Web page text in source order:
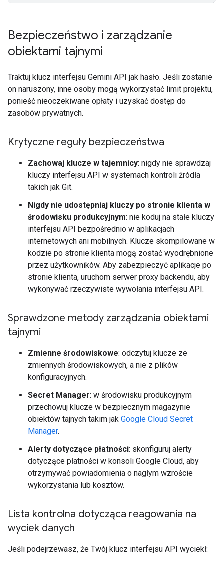
Bezpieczeństwo i zarządzanie
obiektami tajnymi
Traktuj klucz interfejsu Gemini API jak hasło. Jeśli zostanie
on naruszony, inne osoby mogą wykorzystać limit projektu,
ponieść nieoczekiwane opłaty i uzyskać dostęp do
zasobów prywatnych.
Krytyczne reguły bezpieczeństwa
Zachowaj klucze w tajemnicy: nigdy nie sprawdzaj
kluczy interfejsu API w systemach kontroli źródła
takich jak Git.
Nigdy nie udostępniaj kluczy po stronie klienta w
środowisku produkcyjnym: nie koduj na stałe kluczy
interfejsu API bezpośrednio w aplikacjach
internetowych ani mobilnych. Klucze skompilowane w
kodzie po stronie klienta mogą zostać wyodrębnione
przez użytkowników. Aby zabezpieczyć aplikacje po
stronie klienta, uruchom serwer proxy backendu, aby
wykonywać rzeczywiste wywołania interfejsu API.
Sprawdzone metody zarządzania obiektami
tajnymi
Zmienne środowiskowe: odczytuj klucze ze
zmiennych środowiskowych, a nie z plików
konfiguracyjnych.
Secret Manager: w środowisku produkcyjnym
przechowuj klucze w bezpiecznym magazynie
obiektów tajnych takim jak Google Cloud Secret
Manager.
Alerty dotyczące płatności: skonfiguruj alerty
dotyczące płatności w konsoli Google Cloud, aby
otrzymywać powiadomienia o nagłym wzroście
wykorzystania lub kosztów.
Lista kontrolna dotycząca reagowania na
wyciek danych
Jeśli podejrzewasz, że Twój klucz interfejsu API wyciekł: